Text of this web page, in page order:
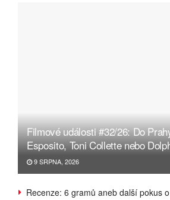
Filmové události #32/26: Do
Esposito, Toni Collette nebo
9 SRPNA, 2026
Recenze: 6 gramů aneb další pokus